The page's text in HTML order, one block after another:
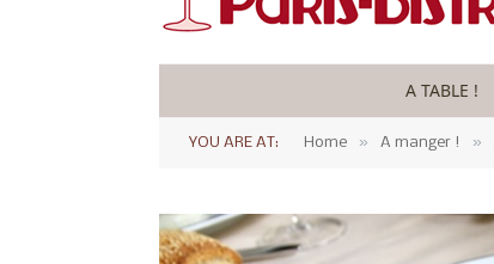
A TABLE !
YOU ARE AT: Home » A manger ! »